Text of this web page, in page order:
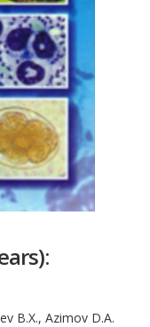
B.X., Azimov D.A.